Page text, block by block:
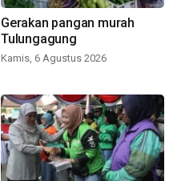
Gerakan pangan murah
Tulungagung
Kamis, 6 Agustus 2026